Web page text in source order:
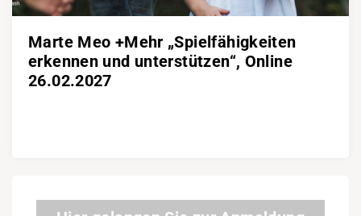
Marte Meo +Mehr „Spielfähigkeiten
erkennen und unterstützen“, Online
26.02.2027